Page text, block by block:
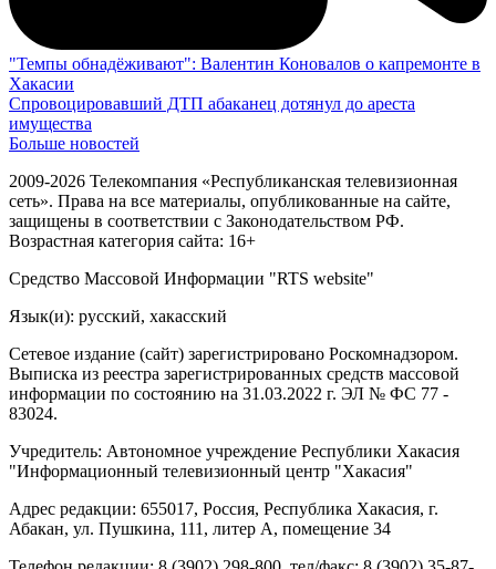
"Темпы обнадёживают": Валентин Коновалов о капремонте в
Хакасии
Спровоцировавший ДТП абаканец дотянул до ареста
имущества
Больше новостей
2009-2026 Телекомпания «Республиканская телевизионная
сеть». Права на все материалы, опубликованные на сайте,
защищены в соответствии с Законодательством РФ.
Возрастная категория сайта: 16+
Средство Массовой Информации "RTS website"
Язык(и): русский, хакасский
Сетевое издание (сайт) зарегистрировано Роскомнадзором.
Выписка из реестра зарегистрированных средств массовой
информации по состоянию на 31.03.2022 г. ЭЛ № ФС 77 -
83024.
Учредитель: Автономное учреждение Республики Хакасия
"Информационный телевизионный центр "Хакасия"
Адрес редакции: 655017, Россия, Республика Хакасия, г.
Абакан, ул. Пушкина, 111, литер А, помещение 34